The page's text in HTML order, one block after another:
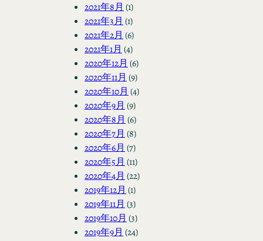
2021年8月 (1)
2021年3月 (1)
2021年2月 (6)
2021年1月 (4)
2020年12月 (6)
2020年11月 (9)
2020年10月 (4)
2020年9月 (9)
2020年8月 (6)
2020年7月 (8)
2020年6月 (7)
2020年5月 (11)
2020年4月 (22)
2019年12月 (1)
2019年11月 (3)
2019年10月 (3)
2019年9月 (24)